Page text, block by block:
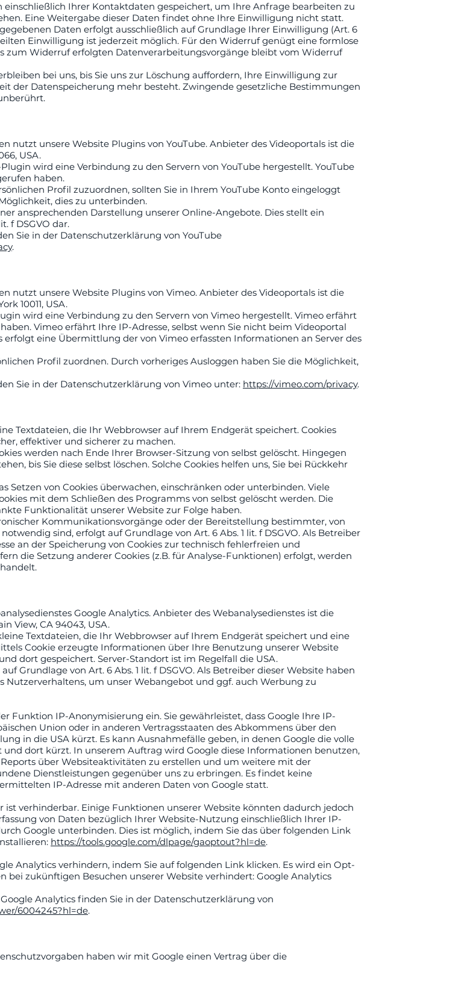
Ihrer Kontaktdaten gespeichert, um Ihre Anfrage bearbeiten zu
Eine Weitergabe dieser Daten findet ohne Ihre Einwilligung nicht statt.
Daten erfolgt ausschließlich auf Grundlage Ihrer Einwilligung (Art. 6
Einwilligung ist jederzeit möglich. Für den Widerruf genügt eine formlose
zum Widerruf erfolgten Datenverarbeitungsvorgänge bleibt vom Widerruf
bei uns, bis Sie uns zur Löschung auffordern, Ihre Einwilligung zur
der Datenspeicherung mehr besteht. Zwingende gesetzliche Bestimmungen
nutzt unsere Website Plugins von YouTube. Anbieter des Videoportals ist die
USA.
wird eine Verbindung zu den Servern von YouTube hergestellt. YouTube
haben.
Profil zuzuordnen, sollten Sie in Ihrem YouTube Konto eingeloggt
dies zu unterbinden.
ansprechenden Darstellung unserer Online-Angebote. Dies stellt ein
f DSGVO dar.
Sie in der Datenschutzerklärung von YouTube
.
nutzt unsere Website Plugins von Vimeo. Anbieter des Videoportals ist die
10011, USA.
wird eine Verbindung zu den Servern von Vimeo hergestellt. Vimeo erfährt
Vimeo erfährt Ihre IP-Adresse, selbst wenn Sie nicht beim Videoportal
eine Übermittlung der von Vimeo erfassten Informationen an Server des
Profil zuordnen. Durch vorheriges Ausloggen haben Sie die Möglichkeit,
Sie in der Datenschutzerklärung von Vimeo unter: https://vimeo.com/privacy.
Textdateien, die Ihr Webbrowser auf Ihrem Endgerät speichert. Cookies
effektiver und sicherer zu machen.
werden nach Ende Ihrer Browser-Sitzung von selbst gelöscht. Hingegen
bis Sie diese selbst löschen. Solche Cookies helfen uns, Sie bei Rückkehr
Setzen von Cookies überwachen, einschränken oder unterbinden. Viele
mit dem Schließen des Programms von selbst gelöscht werden. Die
Funktionalität unserer Website zur Folge haben.
Kommunikationsvorgänge oder der Bereitstellung bestimmter, von
sind, erfolgt auf Grundlage von Art. 6 Abs. 1 lit. f DSGVO. Als Betreiber
an der Speicherung von Cookies zur technisch fehlerfreien und
die Setzung anderer Cookies (z.B. für Analyse-Funktionen) erfolgt, werden
Google Analytics. Anbieter des Webanalysedienstes ist die
View, CA 94043, USA.
Textdateien, die Ihr Webbrowser auf Ihrem Endgerät speichert und eine
Cookie erzeugte Informationen über Ihre Benutzung unserer Website
dort gespeichert. Server-Standort ist im Regelfall die USA.
Grundlage von Art. 6 Abs. 1 lit. f DSGVO. Als Betreiber dieser Website haben
Nutzerverhaltens, um unser Webangebot und ggf. auch Werbung zu
Funktion IP-Anonymisierung ein. Sie gewährleistet, dass Google Ihre IP-
Union oder in anderen Vertragsstaaten des Abkommens über den
in die USA kürzt. Es kann Ausnahmefälle geben, in denen Google die volle
und dort kürzt. In unserem Auftrag wird Google diese Informationen benutzen,
über Websiteaktivitäten zu erstellen und um weitere mit der
Dienstleistungen gegenüber uns zu erbringen. Es findet keine
IP-Adresse mit anderen Daten von Google statt.
ist verhinderbar. Einige Funktionen unserer Website könnten dadurch jedoch
von Daten bezüglich Ihrer Website-Nutzung einschließlich Ihrer IP-
Google unterbinden. Dies ist möglich, indem Sie das über folgenden Link
https://tools.google.com/dlpage/gaoptout?hl=de.
Analytics verhindern, indem Sie auf folgenden Link klicken. Es wird ein Opt-
bei zukünftigen Besuchen unserer Website verhindert: Google Analytics
Analytics finden Sie in der Datenschutzerklärung von
6004245?hl=de.
haben wir mit Google einen Vertrag über die